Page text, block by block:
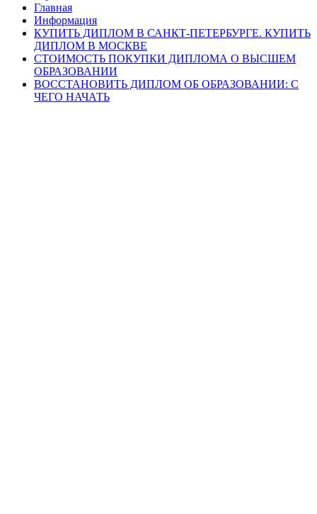
Главная
Информация
КУПИТЬ ДИПЛОМ В САНКТ-ПЕТЕРБУРГЕ. КУПИТЬ
ДИПЛОМ В МОСКВЕ
СТОИМОСТЬ ПОКУПКИ ДИПЛОМА О ВЫСШЕМ
ОБРАЗОВАНИИ
ВОССТАНОВИТЬ ДИПЛОМ ОБ ОБРАЗОВАНИИ: С
ЧЕГО НАЧАТЬ